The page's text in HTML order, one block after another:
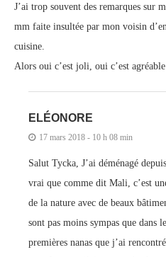
J’ai trop souvent des remarques sur
mm faite insultée par mon voisin
cuisine.
Alors oui c’est joli, oui c’est
ELÉONORE
17 mars 2018 - 10 h 08 min
Salut Tycka, J’ai déménagé
vrai que comme dit Mali, c’est
de la nature avec de beaux
sont pas moins sympas que dans
premières nanas que j’ai